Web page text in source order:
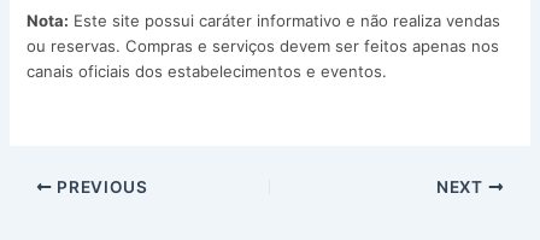
Nota: Este site possui caráter informativo e não realiza vendas
ou reservas. Compras e serviços devem ser feitos apenas nos
canais oficiais dos estabelecimentos e eventos.
PREVIOUS NEXT